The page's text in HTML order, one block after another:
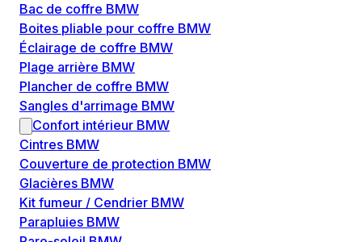
Bac de coffre BMW
Boites pliable pour coffre BMW
Éclairage de coffre BMW
Plage arrière BMW
Plancher de coffre BMW
Sangles d'arrimage BMW
Confort intérieur BMW
Cintres BMW
Couverture de protection BMW
Glacières BMW
Kit fumeur / Cendrier BMW
Parapluies BMW